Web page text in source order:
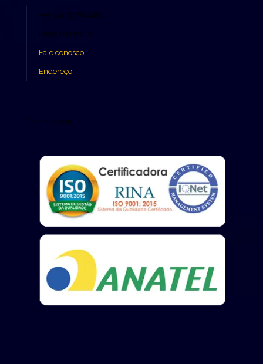
+55 (41) 3078 8182
knx@knx.ind.br
Fale conosco
Endereço
Certificados